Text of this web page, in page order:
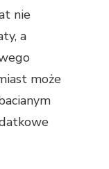
nie
a
może